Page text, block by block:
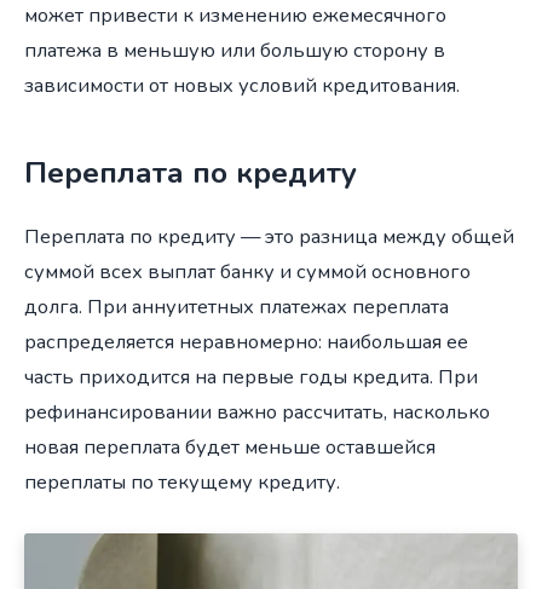
может привести к изменению ежемесячного
платежа в меньшую или большую сторону в
зависимости от новых условий кредитования.
Переплата по кредиту
Переплата по кредиту — это разница между общей
суммой всех выплат банку и суммой основного
долга. При аннуитетных платежах переплата
распределяется неравномерно: наибольшая ее
часть приходится на первые годы кредита. При
рефинансировании важно рассчитать, насколько
новая переплата будет меньше оставшейся
переплаты по текущему кредиту.